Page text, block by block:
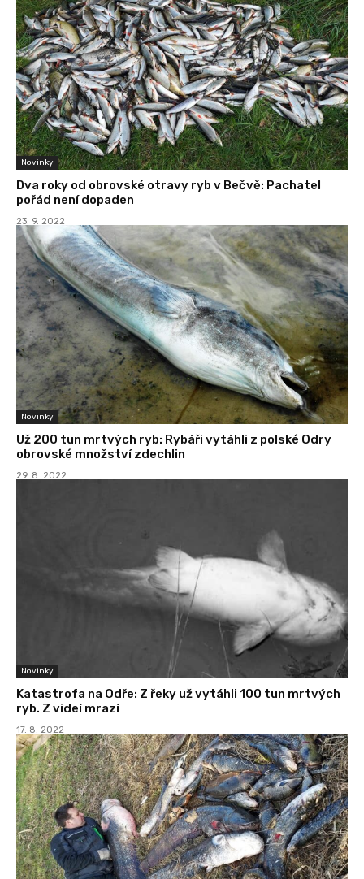
Novinky
Dva roky od obrovské otravy ryb v Bečvě: Pachatel
pořád není dopaden
23. 9. 2022
Novinky
Už 200 tun mrtvých ryb: Rybáři vytáhli z polské Odry
obrovské množství zdechlin
29. 8. 2022
Novinky
Katastrofa na Odře: Z řeky už vytáhli 100 tun mrtvých
ryb. Z videí mrazí
17. 8. 2022